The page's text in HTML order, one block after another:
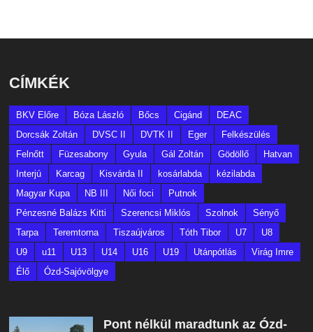
CÍMKÉK
BKV Előre Bóza László Bőcs Cigánd
DEAC
Dorcsák Zoltán
DVSC II DVTK II Eger
Felkészülés
Felnőtt
Füzesabony Gyula Gál Zoltán Gödöllő
Hatvan
Interjú
Karcag Kisvárda II kosárlabda
kézilabda
Magyar Kupa
NB III Női foci
Putnok
Pénzesné Balázs Kitti
Szerencsi Miklós Szolnok
Sényő
Tarpa
Teremtorna Tiszaújváros Tóth Tibor U7
U8
U9
u11 U13 U14 U16 U19 Utánpótlás
Virág Imre
Élő
Ózd-Sajóvölgye
Pont nélkül maradtunk az Ózd-